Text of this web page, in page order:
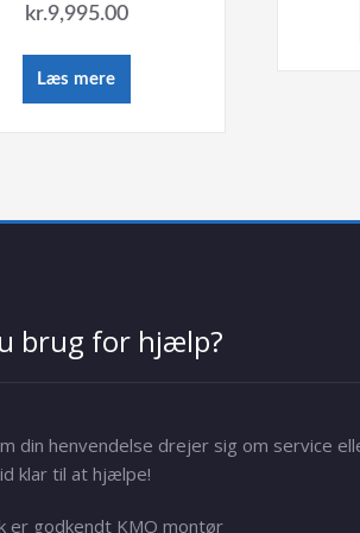
kr.9,995.00
Læs mere
brug for hjælp?
din henvendelse drejer sig om service
klar til at hjælpe!
er godkendt KMO montør